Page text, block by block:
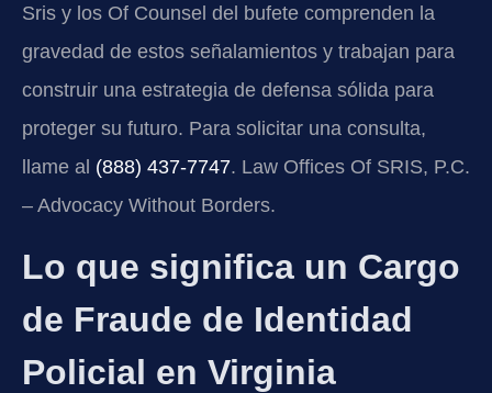
Sris y los Of Counsel del bufete comprenden la
gravedad de estos señalamientos y trabajan para
construir una estrategia de defensa sólida para
proteger su futuro. Para solicitar una consulta,
llame al (888) 437-7747. Law Offices Of SRIS, P.C.
– Advocacy Without Borders.
Lo que significa un Cargo
de Fraude de Identidad
Policial en Virginia